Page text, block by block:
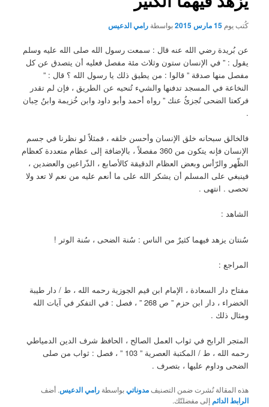
كُتب يوم15 مارس 2015 بواسطةرامي الدعيس
عن بُريدة رضي الله عنه قال : سمعت رسول الله صلى الله عليه وسلم
يقول : ” في الإنسان ستون وثلاث مئة مفصل فعليه أن يتصدق عن كل
مفصل منها صدقة ” قالوا : من يطيق ذلك يا رسول الله ؟ قال : ”
النخاعة في المسجد تدفنها والشيء تُنحيه عن الطريق ، فإن لم تقدر
فركعتا الضحى تُجزئُ عنك ” رواه أحمد وأبو داود وابن خُزيمة وابنُ حِبان
.
فالخالق سبحانه خلق الإنسان وأحسن خلقه ، فمثلاً لو نظرنا في جسم
الإنسان فإنه يتكون من 360 مفصلاً ، بالإضافة إلى عظام متعددة كعظام
الظّهر والرّأس وبعض العظام الدقيقة كالأصابع ، الذّراعين والعضدين ،
فينبغي على المسلم أن يشكر الله على ما أنعم عليه من نعم لا تعد ولا
تحصى . انتهى .
الشاهد :
سُنتان يزهد فيهما كثيرٌ من الناس : سُنة الضحى ، سُنة الوتر !
المراجع :
مفتاح دار السعادة ، الإمام ابن قيم الجوزية رحمه الله ، ط / دار طيبة
الخضراء ، دار ابن حزم ” ص 268 ” ، فصل : في التفكر في آيات الله
ومثال ذلك .
المتجر الرابح في ثواب العمل الصالح ، الحافظ شرف الدين الدمياطي
رحمه الله ، ط / المكتبة العصرية ” 103 ” ، فصل : ثواب من صلى
الضحى وداوم عليها ، بتصرف .
هذه المقالة نُشرت ضمن التصنيفمدوناتيبواسطةرامي الدعيس. أضف
الرابط الدائم إلى مفضلتّك.